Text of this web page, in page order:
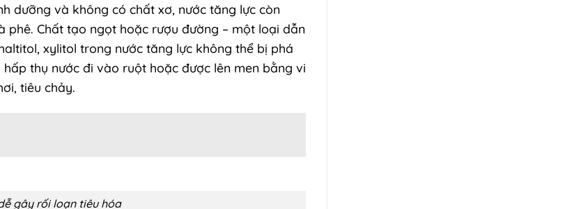
dưỡng và không có chất xơ, nước tăng lực còn
Chất tạo ngọt hoặc rượu đường – một loại dẫn
xylitol trong nước tăng lực không thể bị phá
thụ nước đi vào ruột hoặc được lên men bằng vi
tiêu chảy.
gây rối loạn tiêu hóa